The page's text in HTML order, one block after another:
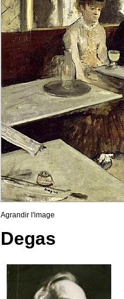
Agrandir l'image
Degas